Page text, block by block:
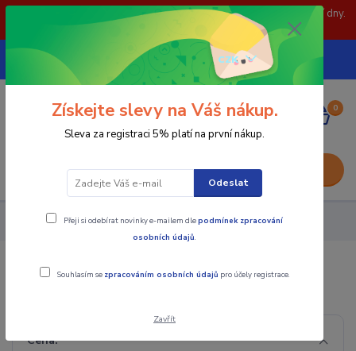
POZOR: 31.7 , 3.8 a 5.8- zavřeno. objednávky odešleme následující dny.
Děkujeme za pochopení.
CZK
739252246
(Po-Pá, 8-15 hod.)
0
0,00 Kč
Upínání nástrojů Válcová stopka Stopka weldon
Stopka weldon
Cena:
Získejte slevy na Váš nákup.
Sleva za registraci 5% platí na první nákup.
Odeslat
Přeji si odebírat novinky e-mailem dlepodmínek zpracování
osobních údajů.
Souhlasím se zpracováním osobních údajů pro účely registrace.
Zavřít